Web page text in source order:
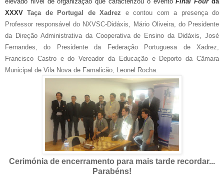
XXXVTaça de Portugal de Xadrez e contou com a presença do
Professor responsável do NXVSC-Didáxis, Mário Oliveira, do Presidente
da Direção Administrativa da Cooperativa de Ensino da Didáxis, José
Fernandes, do Presidente da Federação Portuguesa de Xadrez,
Francisco Castro e do Vereador da Educação e Deporto da Câmara
Municipal de Vila Nova de Famalicão, Leonel Rocha.
Cerimónia de encerramento para mais tarde recordar...
Parabéns!